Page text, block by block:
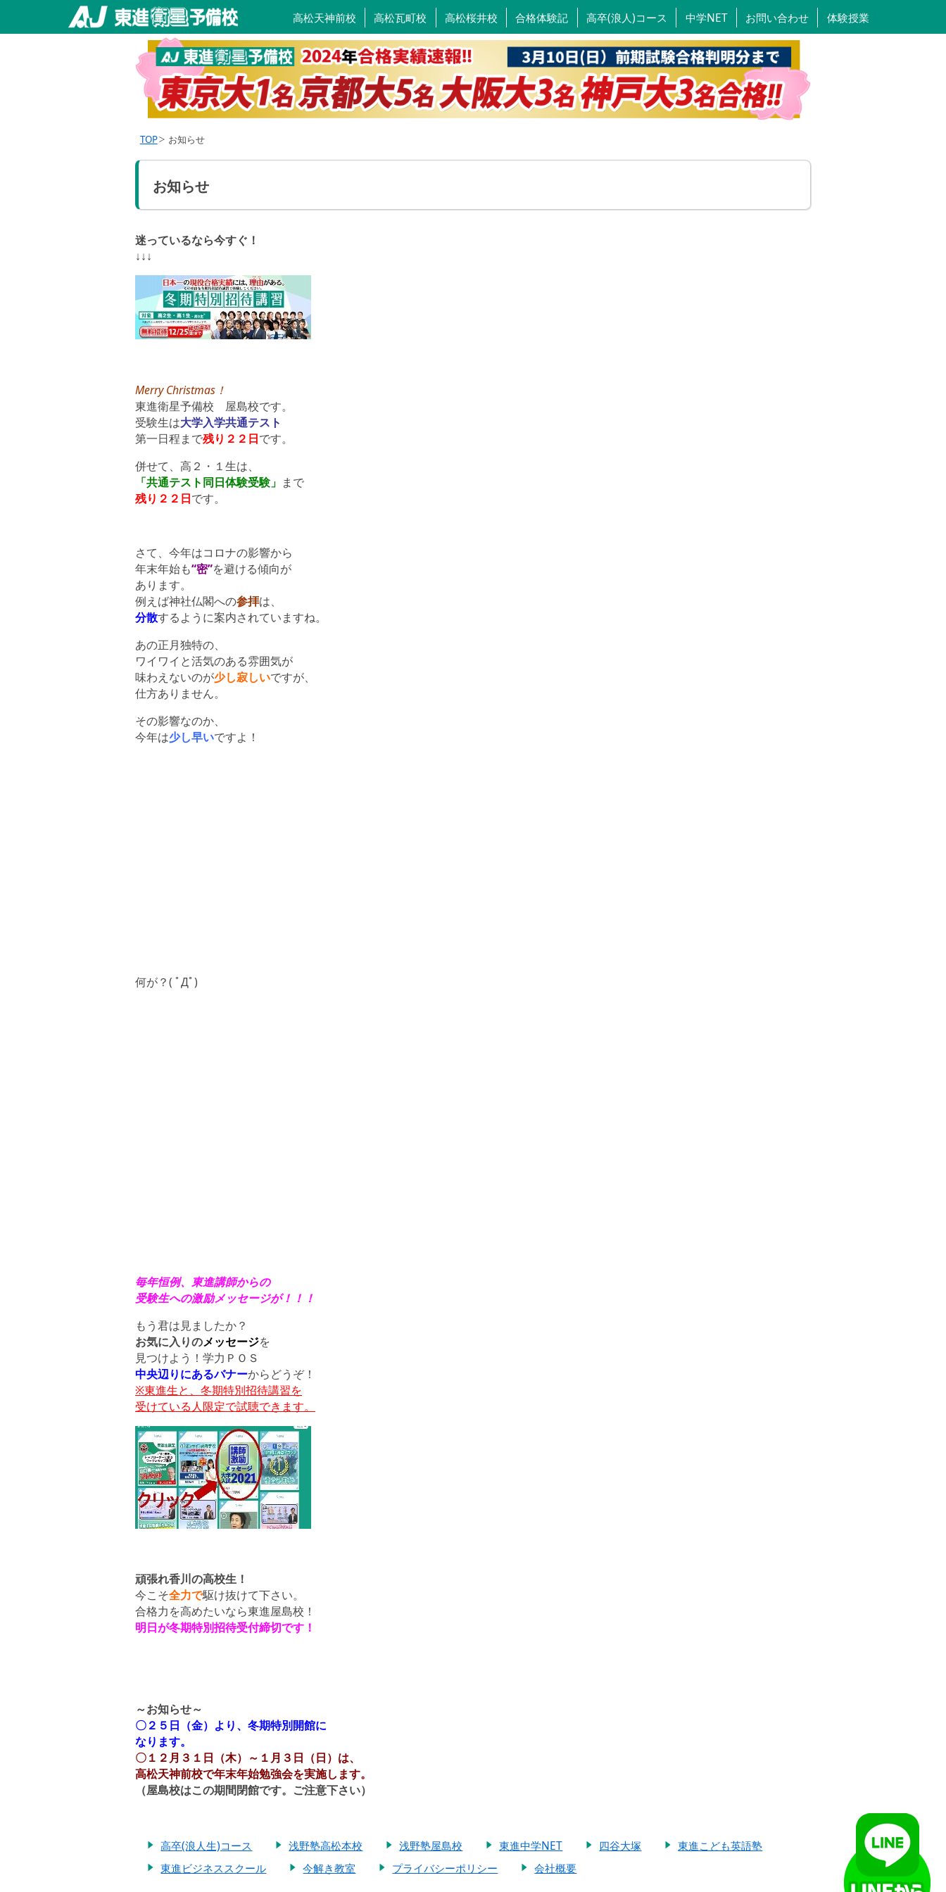
体験授業
お問い合わせ
中学NET
高卒(浪人)コース
合格体験記
高松桜井校
高松瓦町校
高松天神前校
TOP お知らせ
お知らせ
迷っているなら今すぐ！
↓↓↓
Merry Christmas！
東進衛星予備校 屋島校です。
受験生は大学入学共通テスト
第一日程まで残り２２日です。
併せて、高２・１生は、
「共通テスト同日体験受験」 まで
残り２２日です。
さて、今年はコロナの影響から
年末年始も“密”を避ける傾向が
あります。
例えば神社仏閣への参拝は、
分散するように案内されていますね。
あの正月独特の、
ワイワイと活気のある雰囲気が
味わえないのが少し寂しいですが、
仕方ありません。
その影響なのか、
今年は少し早いですよ！
何が？( ﾟДﾟ)
毎年恒例、東進講師からの
受験生への激励メッセージが！！！
もう君は見ましたか？
お気に入りのメッセージを
見つけよう！学力ＰＯＳ
中央辺りにあるバナーからどうぞ！
※東進生と、冬期特別招待講習を
受けている人限定で試聴できます。
頑張れ香川の高校生！
今こそ全力で駆け抜けて下さい。
合格力を高めたいなら東進屋島校！
明日が冬期特別招待受付締切です！
～お知らせ～
〇２５日（金）より、冬期特別開館に
なります。
〇１２月３１日（木）～１月３日（日）は、
高松天神前校で年末年始勉強会を実施します。
（屋島校はこの期間閉館です。ご注意下さい）
高卒(浪人生)コース 浅野塾高松本校 浅野塾屋島校 東進中学NET 四谷大塚
東進こども英語塾
東進ビジネススクール
今解き教室 プライバシーポリシー 会社概要